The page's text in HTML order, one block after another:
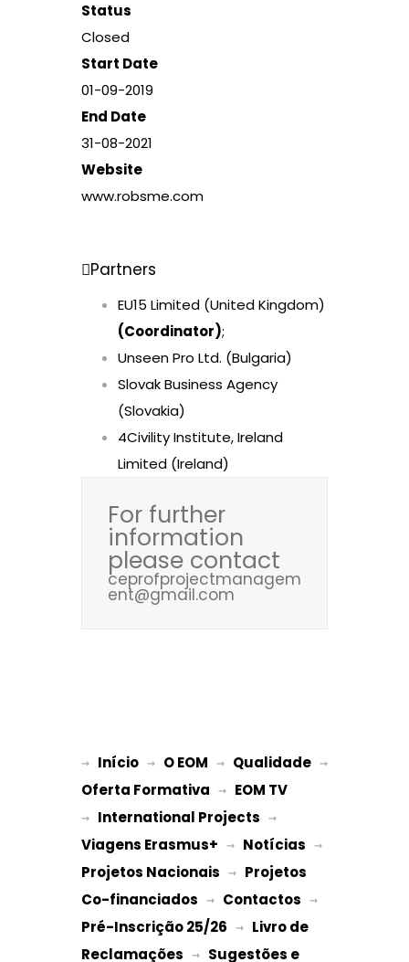
Status
Closed
Start Date
01-09-2019
End Date
31-08-2021
Website
www.robsme.com
Partners
EU15 Limited (United Kingdom)
(Coordinator);
Unseen Pro Ltd. (Bulgaria)
Slovak Business Agency
(Slovakia)
4Civility Institute, Ireland
Limited (Ireland)
For further
information
please contact
ceprofprojectmanagem
ent@gmail.com
→ Início → O EOM → Qualidade
Oferta Formativa → EOM TV
→ International Projects
Viagens Erasmus+ → Notícias
Projetos Nacionais → Projetos
Co-financiados → Contactos
Pré-Inscrição 25/26 → Livro de
Reclamações → Sugestões e